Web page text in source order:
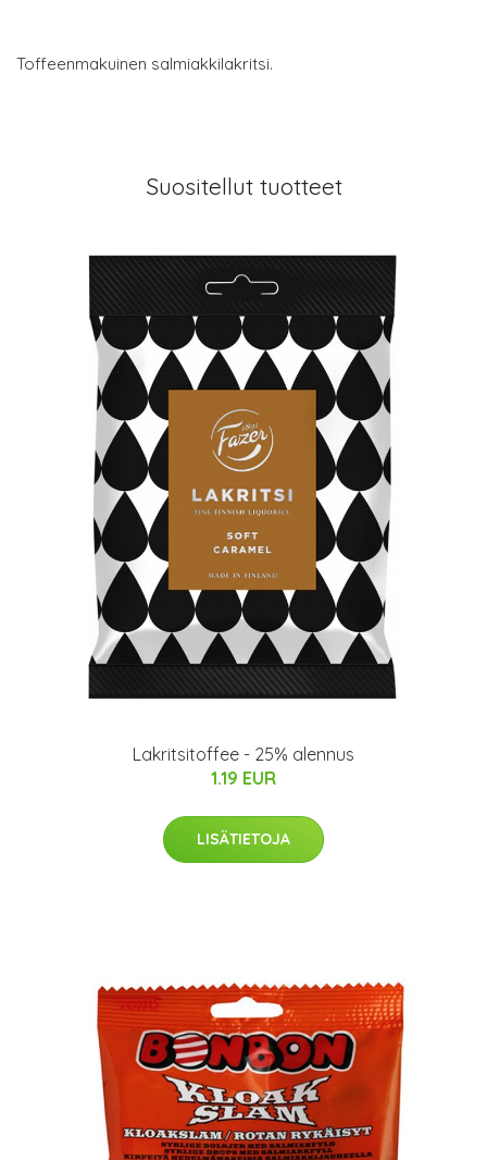
Toffeenmakuinen salmiakkilakritsi.
Suositellut tuotteet
Lakritsitoffee - 25% alennus
1.19 EUR
LISÄTIETOJA